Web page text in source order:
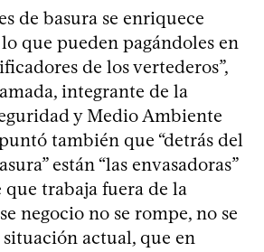
de basura se enriquece
que pueden pagándoles en
de los vertederos”,
integrante de la
y Medio Ambiente
también que “detrás del
están “las envasadoras”
que trabaja fuera de la
negocio no se rompe, no se
actual, que en